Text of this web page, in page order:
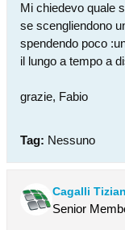
Mi chiedevo quale
se scengliendono
spendendo poco
il lungo a tempo a
grazie, Fabio
Tag: Nessuno
Cagalli
Senior